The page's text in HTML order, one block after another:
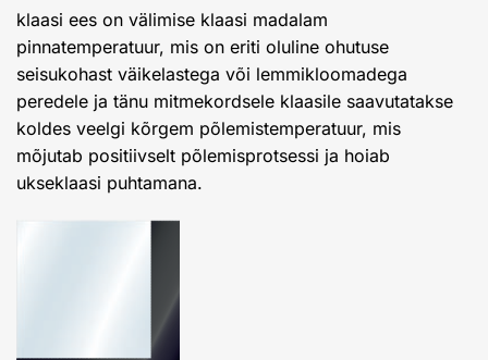
klaasi ees on välimise klaasi madalam
pinnatemperatuur, mis on eriti oluline ohutuse
seisukohast väikelastega või lemmikloomadega
peredele ja tänu mitmekordsele klaasile saavutatakse
koldes veelgi kõrgem põlemistemperatuur, mis
mõjutab positiivselt põlemisprotsessi ja hoiab
ukseklaasi puhtamana.